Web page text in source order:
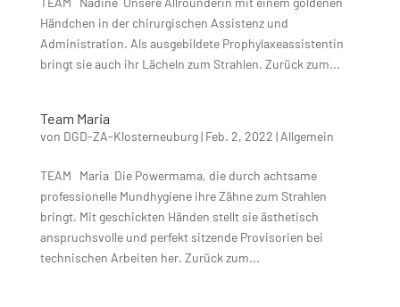
Händchen in der chirurgischen Assistenz und
Administration. Als ausgebildete Prophylaxeassistentin
bringt sie auch ihr Lächeln zum Strahlen. Zurück zum...
Team Maria
von DGD-ZA-Klosterneuburg| Feb. 2, 2022 | Allgemein
TEAM Maria Die Powermama, die durch achtsame
professionelle Mundhygiene ihre Zähne zum Strahlen
bringt. Mit geschickten Händen stellt sie ästhetisch
anspruchsvolle und perfekt sitzende Provisorien bei
technischen Arbeiten her. Zurück zum...